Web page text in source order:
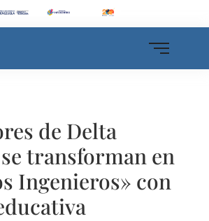
de Delta
transforman en
Ingenieros» con